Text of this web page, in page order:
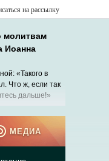
на рассылку
молитвам
Иоанна
«Такого в
Что ж, если так
дальше!»
МЕДИА